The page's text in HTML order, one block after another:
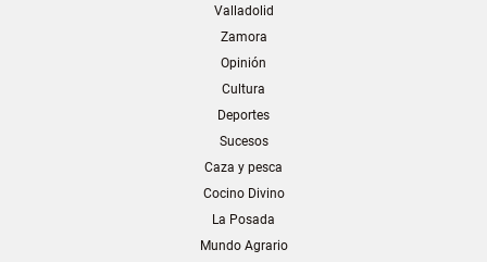
Valladolid
Zamora
Opinión
Cultura
Deportes
Sucesos
Caza y pesca
Cocino Divino
La Posada
Mundo Agrario